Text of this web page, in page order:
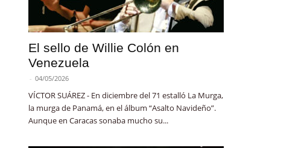
El sello de Willie Colón en
Venezuela
- 04/05/2026
VÍCTOR SUÁREZ - En diciembre del 71 estalló La Murga,
la murga de Panamá, en el álbum “Asalto Navideño”.
Aunque en Caracas sonaba mucho su...